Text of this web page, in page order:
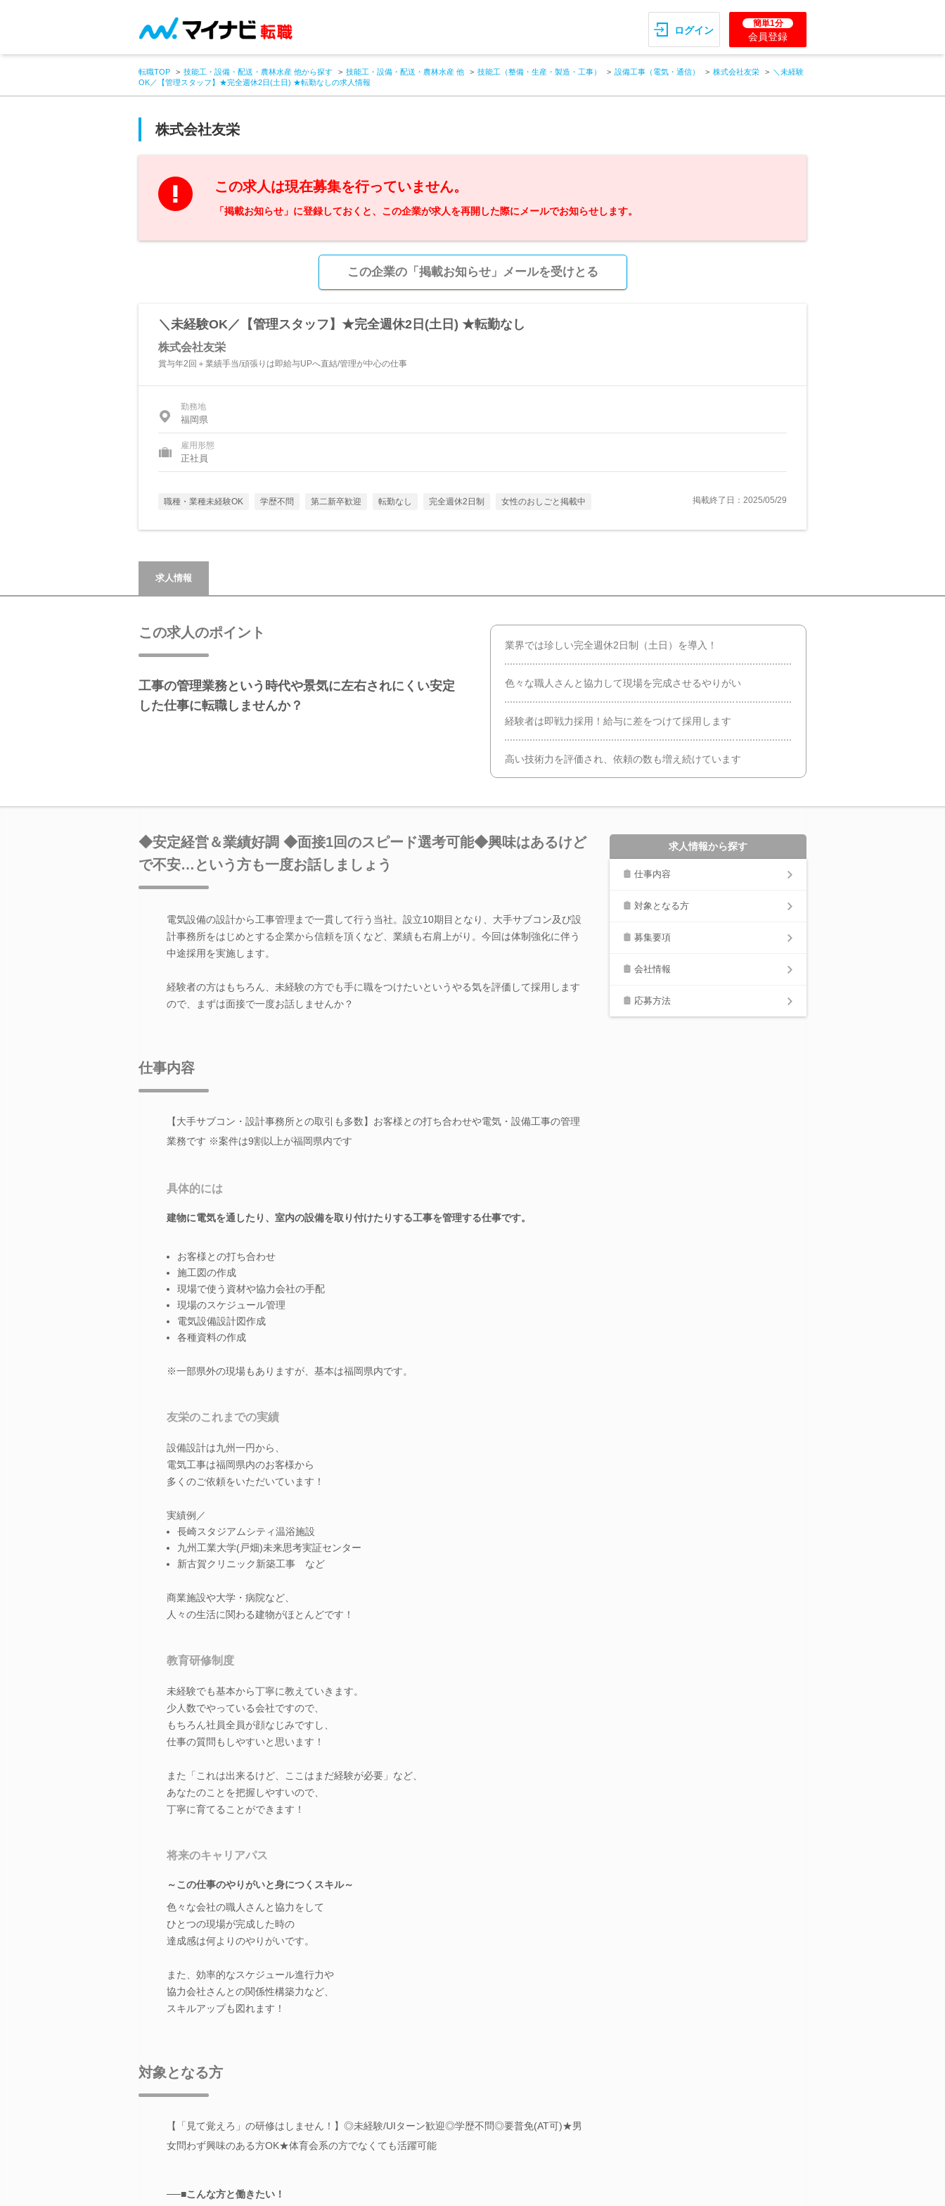
ログイン
簡単1分
会員登録
転職TOP 技能工・設備・配送・農林水産 他から探す 技能工・設備・配送・農林水産 他 技能工（整備・生産・製造・工事） 設備工事（電気・通信） 株式会社友栄
＼未経験
OK／【管理スタッフ】★完全週休2日(土日) ★転勤なしの求人情報
株式会社友栄
この求人は現在募集を行っていません。
「掲載お知らせ」に登録しておくと、この企業が求人を再開した際にメールでお知らせします。
この企業の「掲載お知らせ」メールを受けとる
＼未経験OK／【管理スタッフ】★完全週休2日(土日) ★転勤なし
株式会社友栄
賞与年2回＋業績手当/頑張りは即給与UPへ直結/管理が中心の仕事
勤務地
福岡県
雇用形態
正社員
職種・業種未経験OK 学歴不問 第二新卒歓迎 転勤なし 完全週休2日制 女性のおしごと掲載中 掲載終了日：2025/05/29
求人情報
この求人のポイント
工事の管理業務という時代や景気に左右されにくい安定
した仕事に転職しませんか？
業界では珍しい完全週休2日制（土日）を導入！
色々な職人さんと協力して現場を完成させるやりがい
経験者は即戦力採用！給与に差をつけて採用します
高い技術力を評価され、依頼の数も増え続けています
◆安定経営＆業績好調 ◆面接1回のスピード選考可能◆興味はあるけど
で不安…という方も一度お話しましょう
電気設備の設計から工事管理まで一貫して行う当社。設立10期目となり、大手サブコン及び設
計事務所をはじめとする企業から信頼を頂くなど、業績も右肩上がり。今回は体制強化に伴う
中途採用を実施します。
経験者の方はもちろん、未経験の方でも手に職をつけたいというやる気を評価して採用します
ので、まずは面接で一度お話しませんか？
仕事内容
【大手サブコン・設計事務所との取引も多数】お客様との打ち合わせや電気・設備工事の管理
業務です ※案件は9割以上が福岡県内です
具体的には
建物に電気を通したり、室内の設備を取り付けたりする工事を管理する仕事です。
お客様との打ち合わせ
施工図の作成
現場で使う資材や協力会社の手配
現場のスケジュール管理
電気設備設計図作成
各種資料の作成
※一部県外の現場もありますが、基本は福岡県内です。
友栄のこれまでの実績
設備設計は九州一円から、
電気工事は福岡県内のお客様から
多くのご依頼をいただいています！
実績例／
長崎スタジアムシティ温浴施設
九州工業大学(戸畑)未来思考実証センター
新古賀クリニック新築工事 など
商業施設や大学・病院など、
人々の生活に関わる建物がほとんどです！
教育研修制度
未経験でも基本から丁寧に教えていきます。
少人数でやっている会社ですので、
もちろん社員全員が顔なじみですし、
仕事の質問もしやすいと思います！
また「これは出来るけど、ここはまだ経験が必要」など、
あなたのことを把握しやすいので、
丁寧に育てることができます！
将来のキャリアパス
～この仕事のやりがいと身につくスキル～
色々な会社の職人さんと協力をして
ひとつの現場が完成した時の
達成感は何よりのやりがいです。
また、効率的なスケジュール進行力や
協力会社さんとの関係性構築力など、
スキルアップも図れます！
対象となる方
【「見て覚えろ」の研修はしません！】◎未経験/UIターン歓迎◎学歴不問◎要普免(AT可)★男
女問わず興味のある方OK★体育会系の方でなくても活躍可能
──■こんな方と働きたい！
求人情報から探す
仕事内容
対象となる方
募集要項
会社情報
応募方法